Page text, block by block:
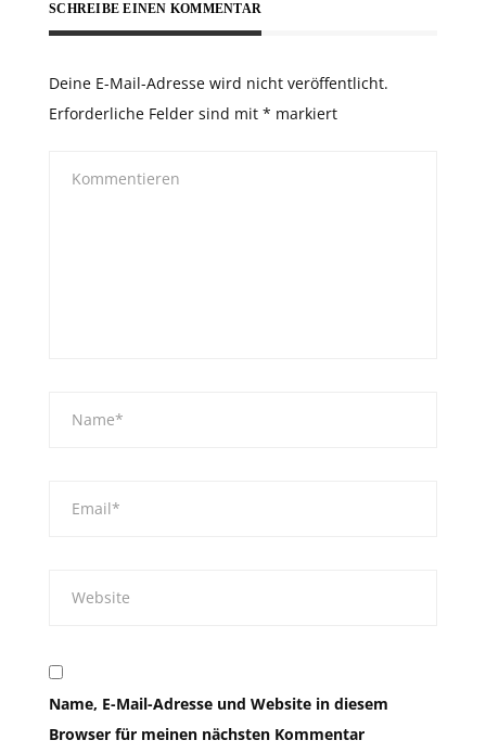
SCHREIBE EINEN KOMMENTAR
Deine E-Mail-Adresse wird nicht veröffentlicht.
Erforderliche Felder sind mit * markiert
Name, E-Mail-Adresse und Website in diesem
Browser für meinen nächsten Kommentar